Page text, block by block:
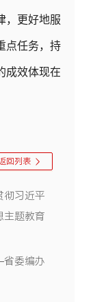
，更好地服
点任务，持
成效体现在
回列表
彻习近平
主题教育
委编办